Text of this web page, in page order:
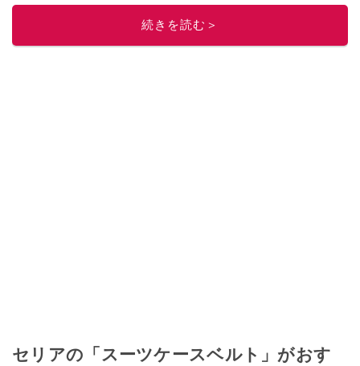
このイチオシストの他の記事を読む
続きを読む＞
セリアの「スーツケースベルト」がおす